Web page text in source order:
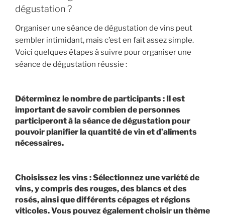
dégustation ?
Organiser une séance de dégustation de vins peut
sembler intimidant, mais c’est en fait assez simple.
Voici quelques étapes à suivre pour organiser une
séance de dégustation réussie :
Déterminez le nombre de participants : Il est
important de savoir combien de personnes
participeront à la séance de dégustation pour
pouvoir planifier la quantité de vin et d’aliments
nécessaires.
Choisissez les vins : Sélectionnez une variété de
vins, y compris des rouges, des blancs et des
rosés, ainsi que différents cépages et régions
viticoles. Vous pouvez également choisir un thème